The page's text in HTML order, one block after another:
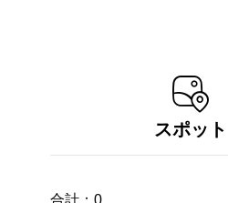
スポット
合計： 0